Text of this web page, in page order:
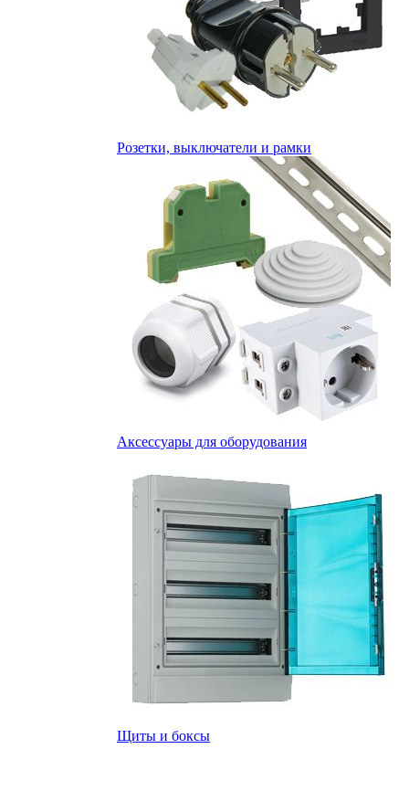
Розетки, выключатели и рамки
Аксессуары для оборудования
Щиты и боксы